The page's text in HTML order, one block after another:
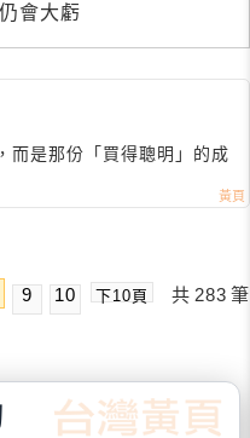
會大虧
而是那份「買得聰明」的成
9 10 下10頁 共 283 筆